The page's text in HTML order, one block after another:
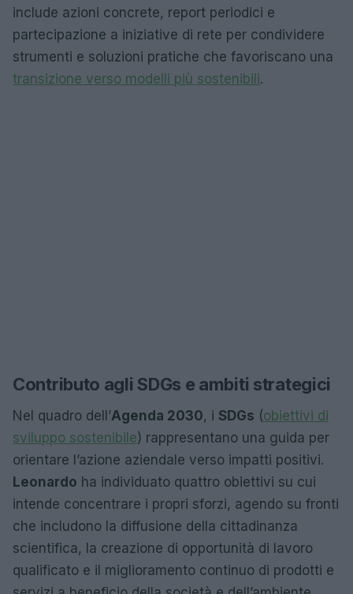
include azioni concrete, report periodici e
partecipazione a iniziative di rete per condividere
strumenti e soluzioni pratiche che favoriscano una
transizione verso modelli più sostenibili.
Contributo agli SDGs e ambiti strategici
Nel quadro dell’Agenda 2030, i SDGs (obiettivi di
sviluppo sostenibile) rappresentano una guida per
orientare l’azione aziendale verso impatti positivi.
Leonardo ha individuato quattro obiettivi su cui
intende concentrare i propri sforzi, agendo su fronti
che includono la diffusione della cittadinanza
scientifica, la creazione di opportunità di lavoro
qualificato e il miglioramento continuo di prodotti e